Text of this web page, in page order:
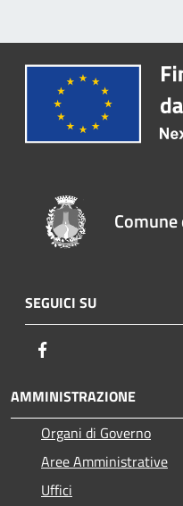
SEGUICI SU
AMMINISTRAZIONE
Organi di Governo
Aree Amministrative
Uffici